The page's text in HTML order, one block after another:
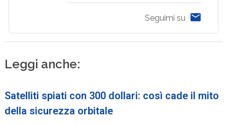
Seguimi su
Leggi anche:
Satelliti spiati con 300 dollari: così cade il mito
della sicurezza orbitale